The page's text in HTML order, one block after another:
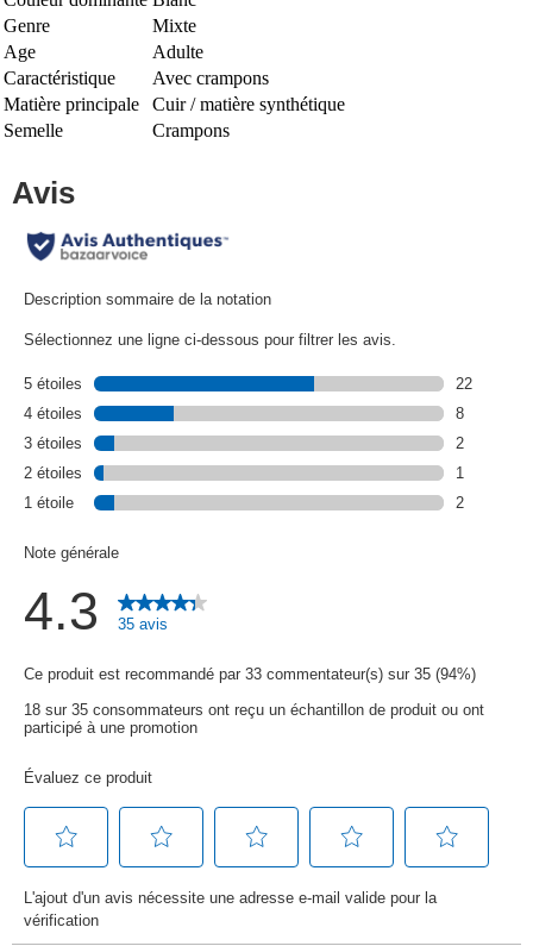
Genre
Mixte
Age
Adulte
Caractéristique
Avec crampons
Matière principale
Cuir / matière synthétique
Semelle
Crampons